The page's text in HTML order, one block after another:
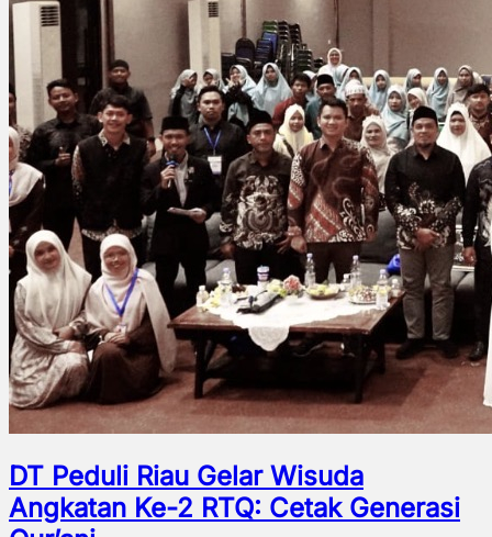
DT Peduli Riau Gelar Wisuda
Angkatan Ke-2 RTQ: Cetak Generasi